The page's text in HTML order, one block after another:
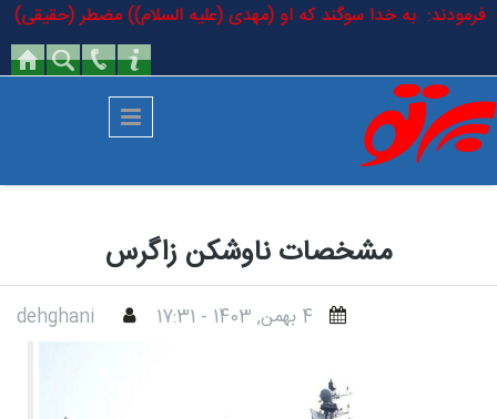
رفتن به محتوای اصلی
فرمودند: به خدا سوگند که او (مهدی (علیه السلام)) مضطر
مشخصات ناوشکن زاگرس
4 بهمن, 1403 - 17:31 dehghani